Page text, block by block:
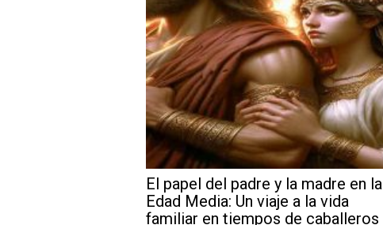
El papel del padre y la madre en la
Edad Media: Un viaje a la vida
familiar en tiempos de caballeros